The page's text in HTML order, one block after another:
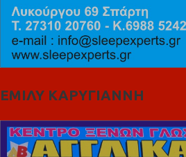
ΕΜΙΛΥ ΚΑΡΥΓΙΑΝΝΗ